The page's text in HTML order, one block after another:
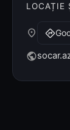
LOCAȚIE
place directions
public